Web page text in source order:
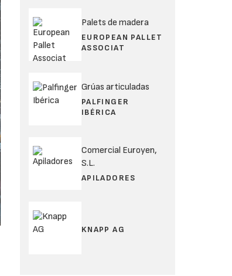
Palets de madera
EUROPEAN PALLET
ASSOCIAT
Grúas articuladas
PALFINGER
IBÉRICA
Comercial Euroyen,
S.L.
APILADORES
KNAPP AG